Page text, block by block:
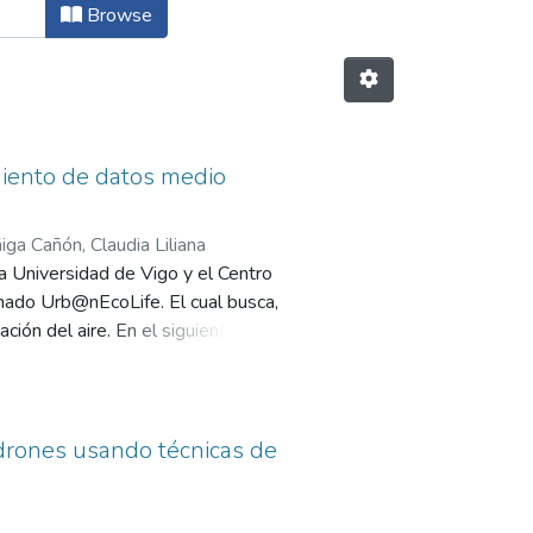
Browse
de datos medio
Cañón, Claudia Liliana
Universidad de Vigo y el Centro
Urb@nEcoLife. El cual busca,
del aire. En el siguiente
for Data Mining CRISDM,
de los datos de
usando técnicas de